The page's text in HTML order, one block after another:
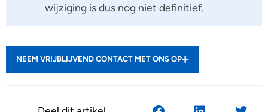
wijziging is dus nog niet definitief.
NEEM VRIJBLIJVEND CONTACT MET ONS OP